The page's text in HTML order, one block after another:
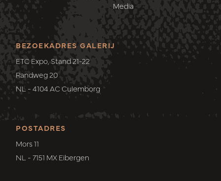
Media
POSTADRES
Mors 11
NL - 7151 MX Eibergen
BEZOEKADRES GALERIJ
ETC Expo, Stand 21-22
Randweg 20
NL - 4104 AC Culemborg